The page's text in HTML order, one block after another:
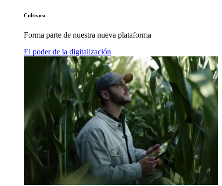
Cultivos:
Forma parte de nuestra nueva plataforma
El poder de la digitalización